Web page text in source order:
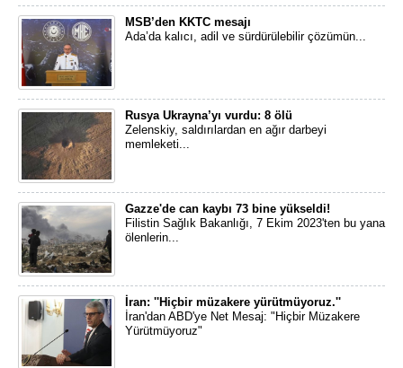
MSB’den KKTC mesajı
Ada’da kalıcı, adil ve sürdürülebilir çözümün...
Rusya Ukrayna’yı vurdu: 8 ölü
Zelenskiy, saldırılardan en ağır darbeyi
memleketi...
Gazze'de can kaybı 73 bine yükseldi!
Filistin Sağlık Bakanlığı, 7 Ekim 2023'ten bu yana
ölenlerin...
İran: ''Hiçbir müzakere yürütmüyoruz.''
İran'dan ABD'ye Net Mesaj: "Hiçbir Müzakere
Yürütmüyoruz"